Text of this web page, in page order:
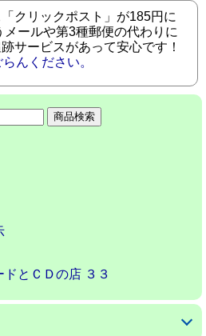
クリックポスト」が185円に
ールや第3種郵便の代わりに
サービスがあって安心です！
んください。
とＣＤの店 ３３